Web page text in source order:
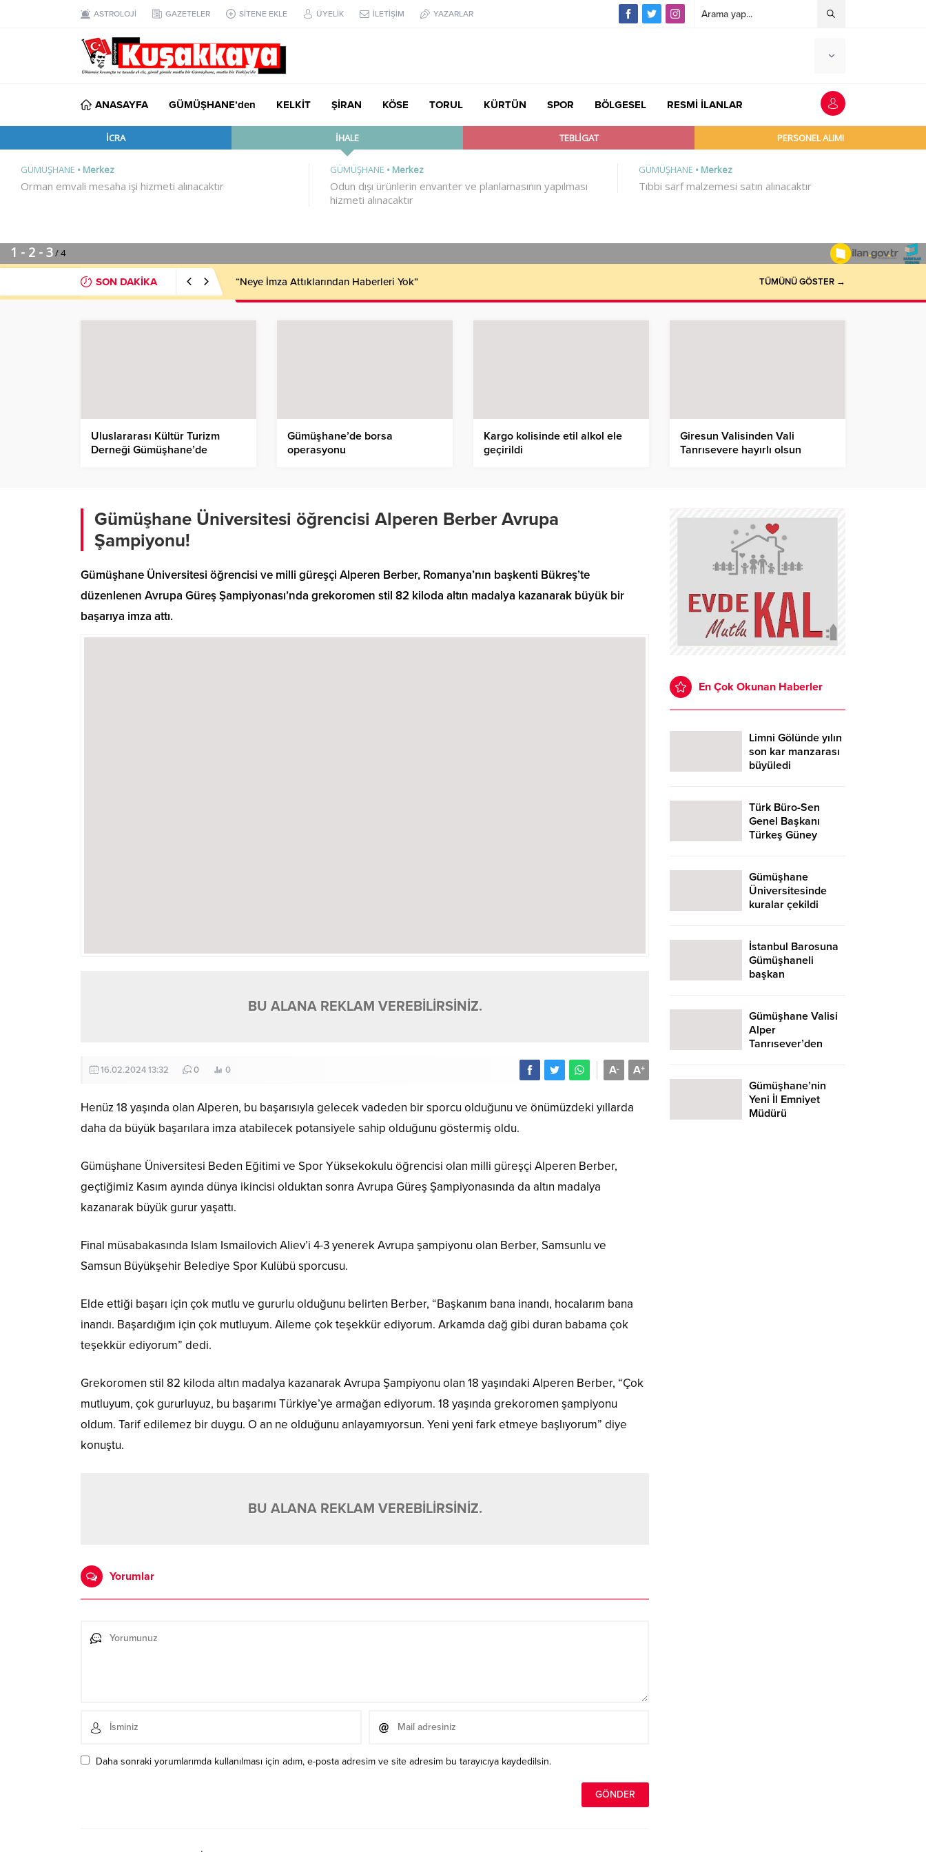
ASTROLOJİ GAZETELER SİTENE EKLE ÜYELİK İLETİŞİM YAZARLAR
ANASAYFA GÜMÜŞHANE’den KELKİT ŞİRAN KÖSE TORUL KÜRTÜN SPOR BÖLGESEL RESMİ İLANLAR
SON DAKİKA “Neye İmza Attıklarından Haberleri Yok” TÜMÜNÜ GÖSTER →
Uluslararası Kültür Turizm
Derneği Gümüşhane’de
Gümüşhane’de borsa
operasyonu
Kargo kolisinde etil alkol ele
geçirildi
Giresun Valisinden Vali
Tanrısevere hayırlı olsun
Gümüşhane Üniversitesi öğrencisi Alperen Berber Avrupa
Şampiyonu!
Gümüşhane Üniversitesi öğrencisi ve milli güreşçi Alperen Berber, Romanya’nın başkenti Bükreş’te
düzenlenen Avrupa Güreş Şampiyonası’nda grekoromen stil 82 kiloda altın madalya kazanarak büyük bir
başarıya imza attı.
BU ALANA REKLAM VEREBİLİRSİNİZ.
16.02.2024 13:32 0 0 A+
A-
Henüz 18 yaşında olan Alperen, bu başarısıyla gelecek vadeden bir sporcu olduğunu ve önümüzdeki yıllarda
daha da büyük başarılara imza atabilecek potansiyele sahip olduğunu göstermiş oldu.
Gümüşhane Üniversitesi Beden Eğitimi ve Spor Yüksekokulu öğrencisi olan milli güreşçi Alperen Berber,
geçtiğimiz Kasım ayında dünya ikincisi olduktan sonra Avrupa Güreş Şampiyonasında da altın madalya
kazanarak büyük gurur yaşattı.
Final müsabakasında Islam Ismailovich Aliev’i 4-3 yenerek Avrupa şampiyonu olan Berber, Samsunlu ve
Samsun Büyükşehir Belediye Spor Kulübü sporcusu.
Elde ettiği başarı için çok mutlu ve gururlu olduğunu belirten Berber, “Başkanım bana inandı, hocalarım bana
inandı. Başardığım için çok mutluyum. Aileme çok teşekkür ediyorum. Arkamda dağ gibi duran babama çok
teşekkür ediyorum” dedi.
Grekoromen stil 82 kiloda altın madalya kazanarak Avrupa Şampiyonu olan 18 yaşındaki Alperen Berber, “Çok
mutluyum, çok gururluyuz, bu başarımı Türkiye’ye armağan ediyorum. 18 yaşında grekoromen şampiyonu
oldum. Tarif edilemez bir duygu. O an ne olduğunu anlayamıyorsun. Yeni yeni fark etmeye başlıyorum” diye
konuştu.
BU ALANA REKLAM VEREBİLİRSİNİZ.
Yorumlar
Daha sonraki yorumlarımda kullanılması için adım, e-posta adresim ve site adresim bu tarayıcıya kaydedilsin.
En Çok Okunan Haberler
Limni Gölünde yılın
son kar manzarası
büyüledi
Türk Büro-Sen
Genel Başkanı
Türkeş Güney
Gümüşhane
Üniversitesinde
kuralar çekildi
İstanbul Barosuna
Gümüşhaneli
başkan
Gümüşhane Valisi
Alper
Tanrısever’den
Gümüşhane’nin
Yeni İl Emniyet
Müdürü